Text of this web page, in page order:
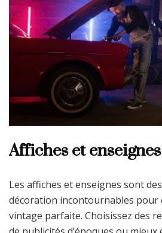
Affiches et
Les affiches et enseignes sont
décoration incontournables pour
vintage parfaite. Choisissez des